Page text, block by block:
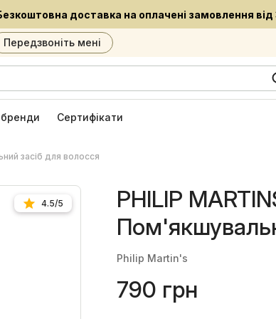
Встигни придбати улюблені засоби
Передзвоніть мені
бренди Сертифікати
засіб для волосся
4.5/5
PHILIP
Philip Martin's
790 грн